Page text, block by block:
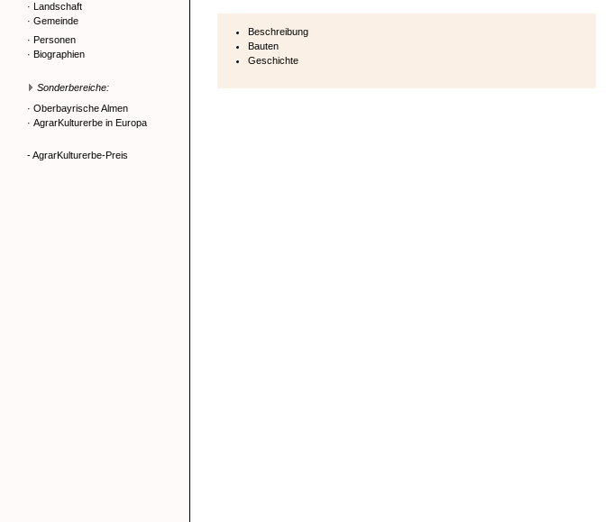
· Landschaft
· Gemeinde
· Personen
· Biographien
Sonderbereiche:
· Oberbayrische Almen
· AgrarKulturerbe in Europa
- AgrarKulturerbe-Preis
Beschreibung
Bauten
Geschichte